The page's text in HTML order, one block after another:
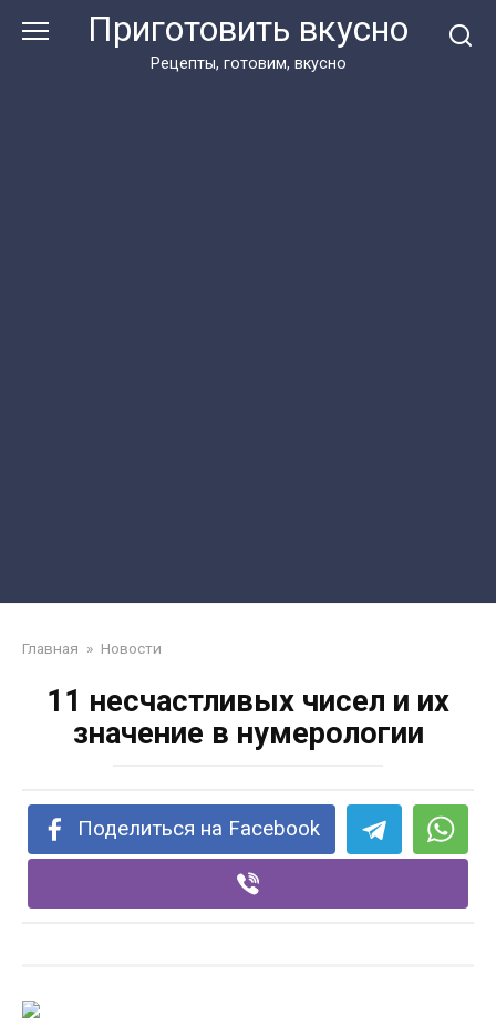
Приготовить вкусно
Рецепты, готовим, вкусно
Главная » Новости
11 несчастливых чисел и их
значение в нумерологии
Поделиться на Facebook